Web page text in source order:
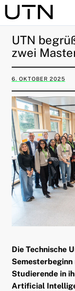
Menü
Menü
Menü
Menü
Menü
UTN
zwei
6. OKTOBER 2025
Die Technische
Studierende in
Artificial